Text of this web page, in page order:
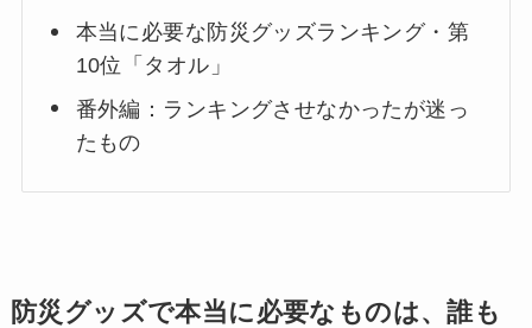
本当に必要な防災グッズランキング・第
10位「タオル」
番外編：ランキングさせなかったが迷っ
たもの
防災グッズで本当に必要なものは、誰も